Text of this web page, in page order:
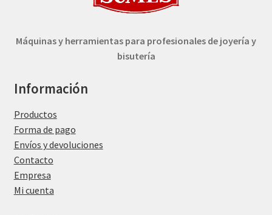
Máquinas y herramientas para profesionales de joyería y
bisutería
Información
Productos
Forma de pago
Envíos y devoluciones
Contacto
Empresa
Mi cuenta